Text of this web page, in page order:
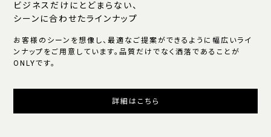
ビジネスだけにとどまらない、
シーンに合わせたラインナップ
お客様のシーンを想像し、最適なご提案ができるように幅広いライ
ンナップをご用意しています。品質だけでなく洒落であることが
ONLYです。
詳細はこちら